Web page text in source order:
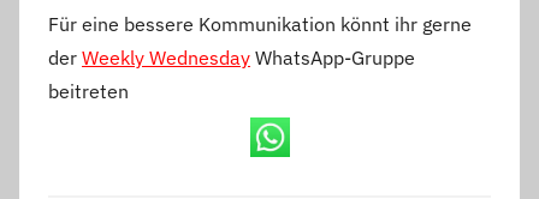
Für eine bessere Kommunikation könnt ihr gerne
der Weekly Wednesday WhatsApp-Gruppe
beitreten